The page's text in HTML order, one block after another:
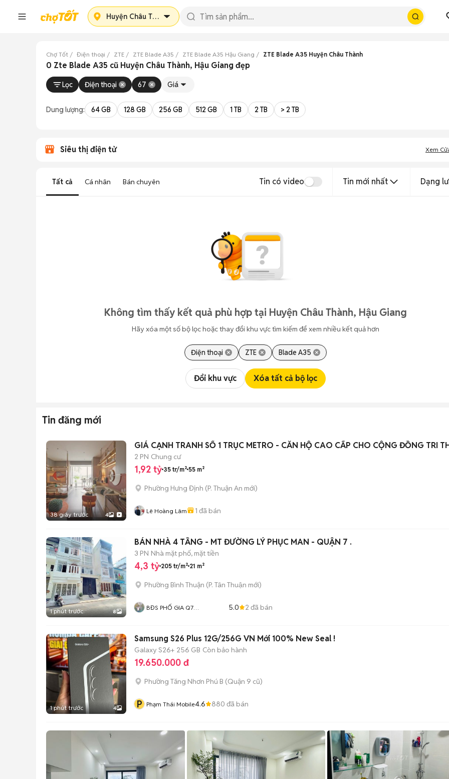
Huyện Châu Thành
Chợ Tốt Điện thoại ZTE ZTE Blade A35 ZTE Blade A35 Hậu Giang ZTE Blade A35 Huyện Châu Thành
0 Zte Blade A35 cũ Huyện Châu Thành, Hậu Giang đẹp
Lọc Điện thoại 67 Giá
Dung lượng: 64 GB 128 GB 256 GB 512 GB 1 TB 2 TB > 2 TB
Siêu thị điện tử Xem
Tất cả Cá nhân Bán chuyên Tin có video Tin mới nhất Dạng
Không tìm thấy kết quả phù hợp tại Huyện Châu Thành, Hậu Giang
Hãy xóa một số bộ lọc hoặc thay đổi khu vực tìm kiếm để xem nhiều kết quả hơn
Điện thoại ZTE Blade A35
Đổi khu vực Xóa tất cả bộ lọc
Tin đăng mới
38 giây trước 4
GIÁ CẠNH TRANH SỐ 1 TRỤC METRO - CĂN HỘ CAO CẤP CHO CỘNG ĐỒNG TRI
2 PN Chung cư
1,92 tỷ 35 tr/m² 55 m²
Phường Hưng Định (P. Thuận An mới)
Lê Hoàng Lâm 1 đã bán
1 phút trước 8
BÁN NHÀ 4 TẦNG - MT ĐƯỜNG LÝ PHỤC MAN - QUẬN 7 .
3 PN Nhà mặt phố, mặt tiền
4,3 tỷ 205 tr/m² 21 m²
Phường Bình Thuận (P. Tân Thuận mới)
BĐS PHỐ GIA Q7
5.0 2 đã bán
1 phút trước 4
Samsung S26 Plus 12G/256G VN Mới 100% New Seal !
Galaxy S26+ 256 GB Còn bảo hành
19.650.000 đ
Phường Tăng Nhơn Phú B (Quận 9 cũ)
P Phạm Thái Mobile4.6 880 đã bán